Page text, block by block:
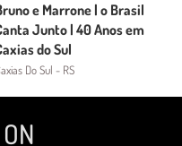
e Marrone | o Brasil
Junto | 40 Anos em
do Sul
Do Sul - RS